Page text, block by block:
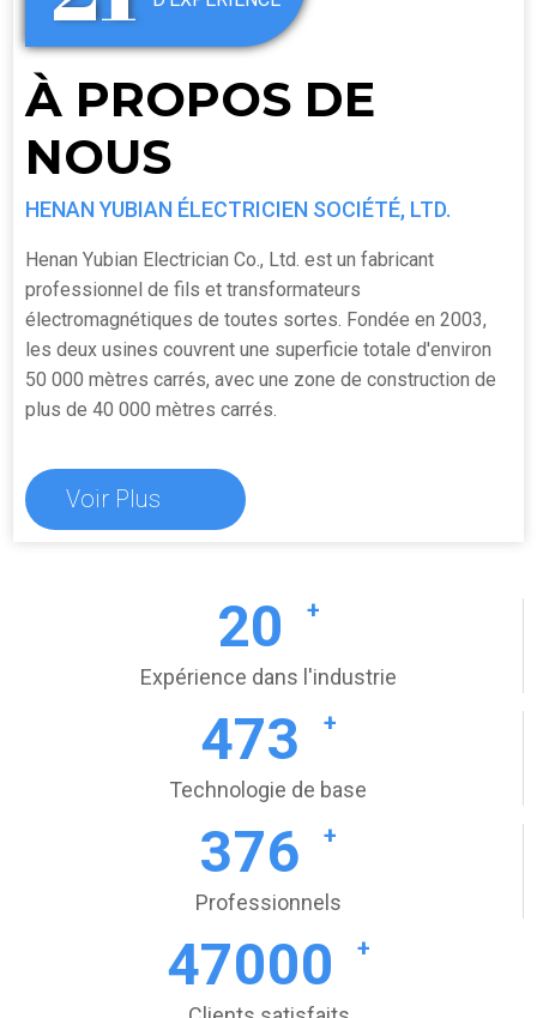
À PROPOS DE
NOUS
HENAN YUBIAN ÉLECTRICIEN SOCIÉTÉ, LTD.
Henan Yubian Electrician Co., Ltd. est un fabricant
professionnel de fils et transformateurs
électromagnétiques de toutes sortes. Fondée en 2003,
les deux usines couvrent une superficie totale d'environ
50 000 mètres carrés, avec une zone de construction de
plus de 40 000 mètres carrés.
Voir Plus
20 +
Expérience dans l'industrie
473 +
Technologie de base
376 +
Professionnels
47000 +